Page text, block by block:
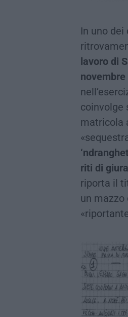
In uno
lavoro di
novembre
coinvolge
matricola
riti di
riporta il
un mazzo